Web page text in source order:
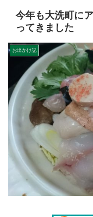
今年も大洗町に
ってきました
お出かけ記